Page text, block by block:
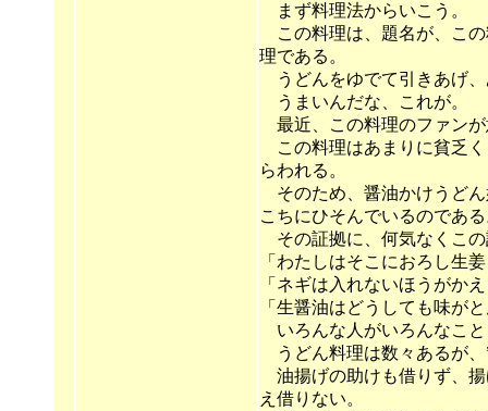
まず料理法からいこう。
この料理は、題名が、この
理である。
うどんをゆでて引きあげ
うまいんだな、これが。
最近、この料理のファン
この料理はあまりに貧乏く
らわれる。
そのため、醤油かけうどん
こちにひそんでいるのであ
その証拠に、何気なくこの
「わたしはそこにおろし生
「ネギは入れないほうがか
「生醤油はどうしても味が
いろんな人がいろんなこ
うどん料理は数々あるが、
油揚げの助けも借りず、揚
え借りない。